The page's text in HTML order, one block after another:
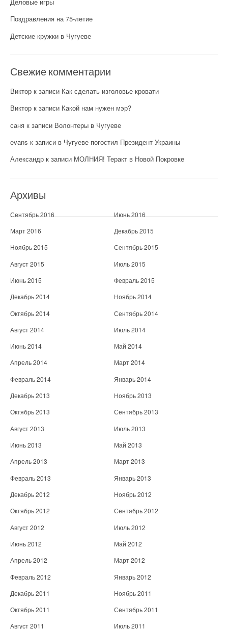
Поздравления на 75-летие
Детские кружки в Чугуеве
Свежие комментарии
Виктор к записи Как сделать изголовье кровати
Виктор к записи Какой нам нужен мэр?
саня к записи Волонтеры в Чугуеве
evans к записи в Чугуеве погостил Президент Украины
Александр к записи МОЛНИЯ! Теракт в Новой Покровке
Архивы
Сентябрь 2016
Июнь 2016
Март 2016
Декабрь 2015
Ноябрь 2015
Сентябрь 2015
Август 2015
Июль 2015
Июнь 2015
Февраль 2015
Декабрь 2014
Ноябрь 2014
Октябрь 2014
Сентябрь 2014
Август 2014
Июль 2014
Июнь 2014
Май 2014
Апрель 2014
Март 2014
Февраль 2014
Январь 2014
Декабрь 2013
Ноябрь 2013
Октябрь 2013
Сентябрь 2013
Август 2013
Июль 2013
Июнь 2013
Май 2013
Апрель 2013
Март 2013
Февраль 2013
Январь 2013
Декабрь 2012
Ноябрь 2012
Октябрь 2012
Сентябрь 2012
Август 2012
Июль 2012
Июнь 2012
Май 2012
Апрель 2012
Март 2012
Февраль 2012
Январь 2012
Декабрь 2011
Ноябрь 2011
Октябрь 2011
Сентябрь 2011
Август 2011
Июль 2011